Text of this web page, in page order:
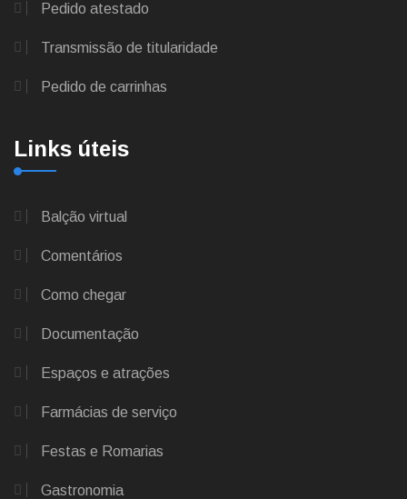
Pedido atestado
Transmissão de titularidade
Pedido de carrinhas
Links úteis
Balção virtual
Comentários
Como chegar
Documentação
Espaços e atrações
Farmácias de serviço
Festas e Romarias
Gastronomia